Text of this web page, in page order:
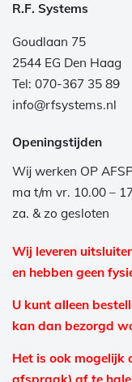
R.F. Systems
Goudlaan 75
2544 EG Den Haag
Tel: 070-367 35 89
info@rfsystems.nl
Openingstijden
Wij werken OP
ma t/m vr. 10.00 –
za. & zo gesloten
Wij leveren
en hebben geen
U kunt alleen
kan dan bezorgd
Het is ook mogelijk